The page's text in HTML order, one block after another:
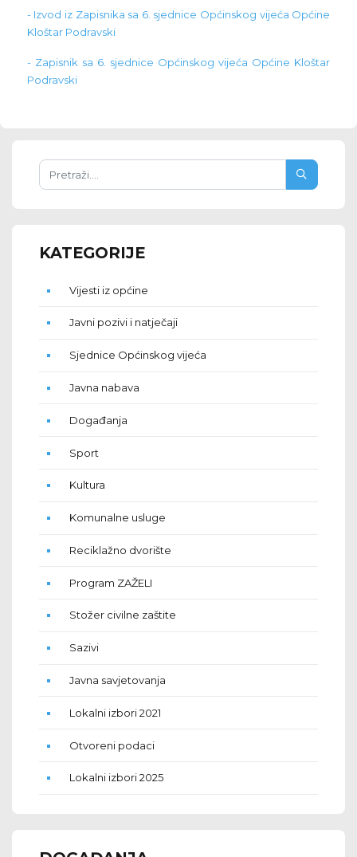
- Izvod iz Zapisnika sa 6. sjednice Općinskog vijeća Općine
Kloštar Podravski
- Zapisnik sa 6. sjednice Općinskog vijeća Općine Kloštar
Podravski
KATEGORIJE
Vijesti iz općine
Javni pozivi i natječaji
Sjednice Općinskog vijeća
Javna nabava
Događanja
Sport
Kultura
Komunalne usluge
Reciklažno dvorište
Program ZAŽELI
Stožer civilne zaštite
Sazivi
Javna savjetovanja
Lokalni izbori 2021
Otvoreni podaci
Lokalni izbori 2025